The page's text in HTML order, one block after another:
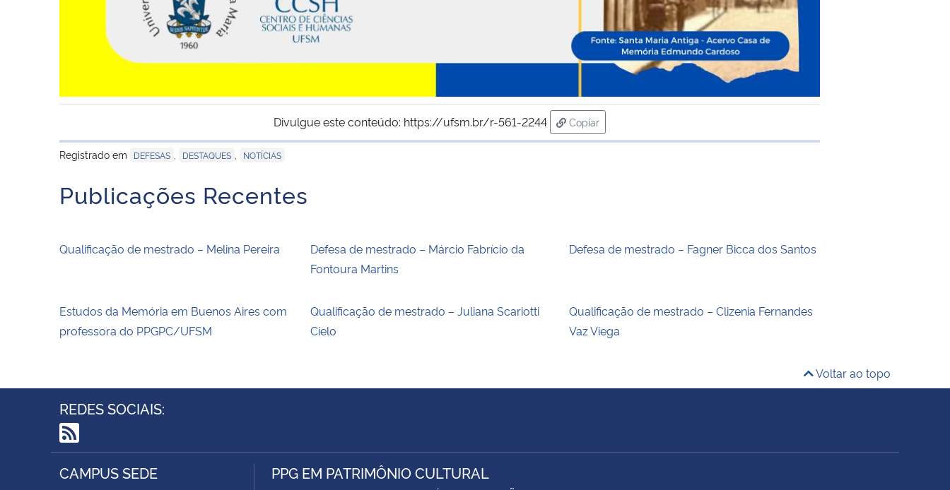
Divulgue este conteúdo: https://ufsm.br/r-561-2244
Copiar
para área de transferência
Registrado em
DEFESAS DESTAQUES NOTÍCIAS
Publicações Recentes
Qualificação de mestrado – Melina Pereira
Defesa de mestrado – Márcio Fabrício da
Fontoura Martins
Defesa de mestrado – Fagner Bicca dos Santos
Estudos da Memória em Buenos Aires com
professora do PPGPC/UFSM
Qualificação de mestrado – Juliana Scariotti
Cielo
Qualificação de mestrado – Clizenia Fernandes
Vaz Viega
Voltar ao topo
REDES SOCIAIS:
RSS
CAMPUS SEDE PPG EM PATRIMÔNIO CULTURAL